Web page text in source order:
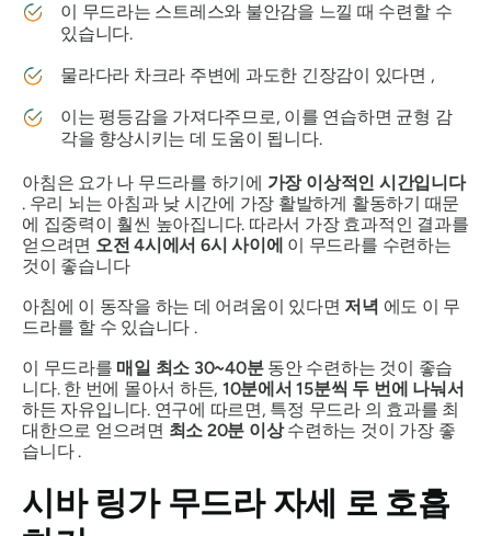
이 무드라는 스트레스와 불안감을 느낄 때 수련할 수
있습니다.
물라다라 차크라 주변에 과도한 긴장감이 있다면 ,
이는 평등감을 가져다주므로, 이를 연습하면 균형 감
각을 향상시키는 데 도움이 됩니다.
아침은 요가나 무드라를 하기에 가장 이상적인 시간입니다
. 우리 뇌는 아침과 낮 시간에 가장 활발하게 활동하기 때문
에 집중력이 훨씬 높아집니다. 따라서 가장 효과적인 결과를
얻으려면 오전 4시에서 6시 사이에 이 무드라를 수련하는
것이 좋습니다
아침에 이 동작을 하는 데 어려움이 있다면 저녁 에도 이 무
드라를 할 수 있습니다 .
이 무드라를 매일 최소 30~40분동안 수련하는 것이 좋습
니다. 한 번에 몰아서 하든, 10분에서 15분씩 두 번에 나눠서
하든 자유입니다. 연구에 따르면, 특정 무드라 의 효과를 최
대한으로 얻으려면 최소 20분 이상수련하는 것이 가장 좋
습니다 .
시바 링가 무드라 자세 로 호흡